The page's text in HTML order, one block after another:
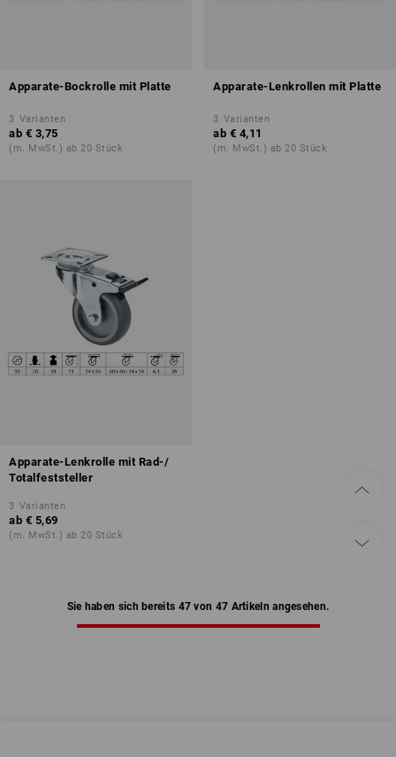
Apparate-Bockrolle mit Platte
3 Varianten
ab € 3,75
(m. MwSt.) ab 20 Stück
Apparate-Lenkrollen mit Platte
3 Varianten
ab € 4,11
(m. MwSt.) ab 20 Stück
Apparate-Lenkrolle mit Rad-/
Totalfeststeller
3 Varianten
ab € 5,69
(m. MwSt.) ab 20 Stück
Sie haben sich bereits 47 von 47 Artikeln angesehen.